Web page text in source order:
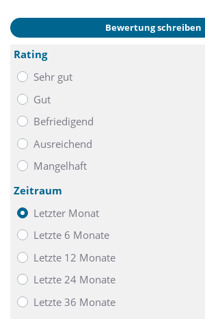
Bewertung schreiben
Rating
Sehr gut
Gut
Befriedigend
Ausreichend
Mangelhaft
Zeitraum
Letzter Monat
Letzte 6 Monate
Letzte 12 Monate
Letzte 24 Monate
Letzte 36 Monate